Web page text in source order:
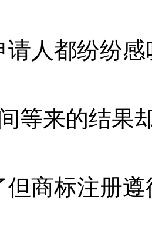
请人都纷纷
等来的结果
但商标注册